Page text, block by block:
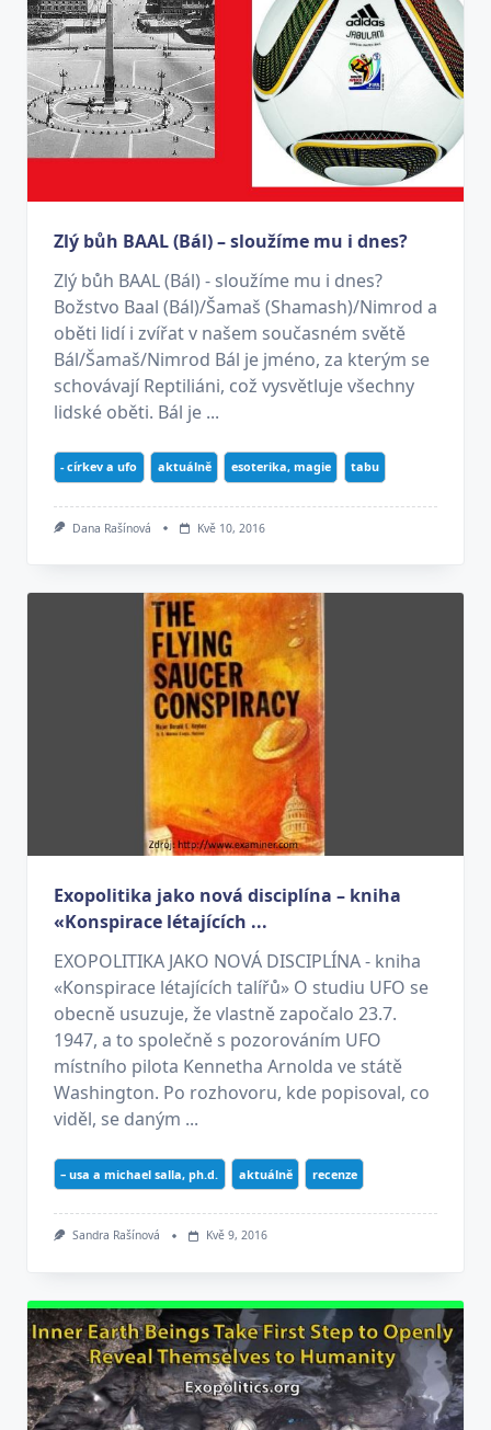
Zlý bůh BAAL (Bál) – sloužíme mu i dnes?
Zlý bůh BAAL (Bál) - sloužíme mu i dnes?
Božstvo Baal (Bál)/Šamaš (Shamash)/Nimrod a
oběti lidí i zvířat v našem současném světě
Bál/Šamaš/Nimrod Bál je jméno, za kterým se
schovávají Reptiliáni, což vysvětluje všechny
lidské oběti. Bál je ...
- církev a ufo aktuálně esoterika, magie tabu
Dana Rašínová Kvě 10, 2016
Exopolitika jako nová disciplína – kniha
«Konspirace létajících ...
EXOPOLITIKA JAKO NOVÁ DISCIPLÍNA - kniha
«Konspirace létajících talířů» O studiu UFO se
obecně usuzuje, že vlastně započalo 23.7.
1947, a to společně s pozorováním UFO
místního pilota Kennetha Arnolda ve státě
Washington. Po rozhovoru, kde popisoval, co
viděl, se daným ...
– usa a michael salla, ph.d. aktuálně recenze
Sandra Rašínová Kvě 9, 2016